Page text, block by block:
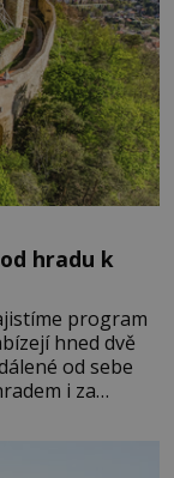
hradu k
program
hned dvě
od sebe
i za
vznikla někdy